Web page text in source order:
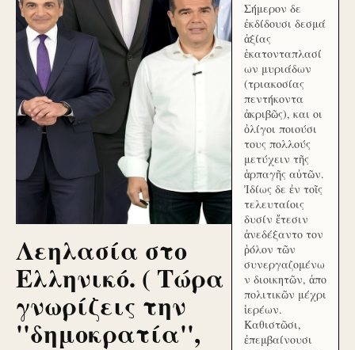
Λεηλασία στο
Ελληνικό. ( Τώρα
γνωρίζεις την
''δημοκρατία'',
Σήμερον δε
ἐκδίδουσι δεσμά
ἀξίας
ἑκατονταπλασί
ων μυριάδων
(τριακοσίας
πεντήκοντα
ἀκριβῶς), και οι
ὀλίγοι ποιούσι
τους πολλούς
μετύχειν τῆς
ἁρπαγῆς αὐτῶν.
Ἰδίως δε ἐν τοῖς
τελευταίοις
δυσίν ἔτεσιν
ἀνεδέξαντο τον
ῥόλον τῶν
συνεργαζομένω
ν διοικητῶν, ἀπο
πολιτικῶν μέχρι
ἱερέων.
Καθιστῶσι,
ἐπεμβαίνουσι